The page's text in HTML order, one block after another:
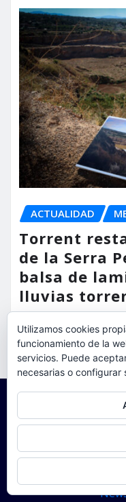
ACTUALIDAD
Torrent
de la Serra
balsa de
lluvias
torrent al dia
Copyright © 2025 |
Utilizamos cookies
funcionamiento de la
servicios. Puede
necesarias o configurar
Para obtener más